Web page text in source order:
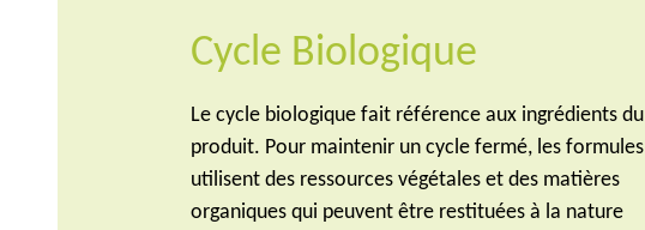
Cycle Biologique
Le cycle biologique fait référence aux ingrédients du
produit. Pour maintenir un cycle fermé, les formules
utilisent des ressources végétales et des matières
organiques qui peuvent être restituées à la nature